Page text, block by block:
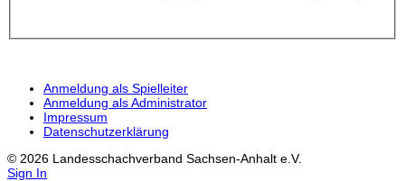
Anmeldung als Spielleiter
Anmeldung als Administrator
Impressum
Datenschutzerklärung
© 2026 Landesschachverband Sachsen-Anhalt e.V.
Sign In